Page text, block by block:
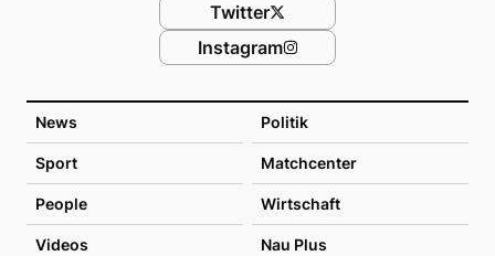
News Politik
Sport Matchcenter
People Wirtschaft
Videos Nau Plus
Twitter
Instagram